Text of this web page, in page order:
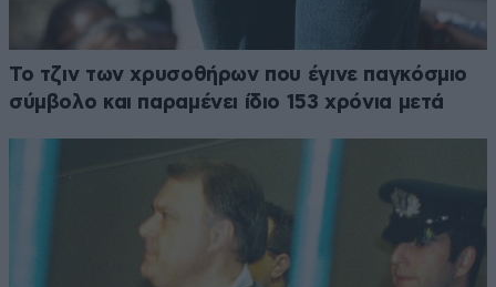
Το τζιν των χρυσοθήρων που έγινε παγκόσμιο
σύμβολο και παραμένει ίδιο 153 χρόνια μετά